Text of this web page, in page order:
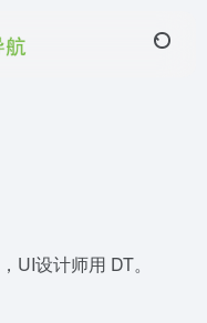
UI设计师用 DT。